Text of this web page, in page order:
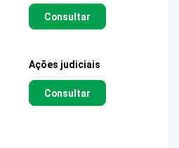
Consultar
Ações judiciais
Consultar